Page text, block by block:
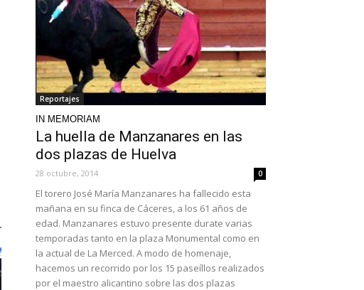
Reportajes
IN MEMORIAM
La huella de Manzanares en las
dos plazas de Huelva
28 octubre, 2014 0
El torero José María Manzanares ha fallecido esta
mañana en su finca de Cáceres, a los 61 años de
edad. Manzanares estuvo presente durate varias
temporadas tanto en la plaza Monumental como en
la actual de La Merced. A modo de homenaje,
hacemos un recorrido por los 15 paseíllos realizados
por el maestro alicantino sobre las dos plazas